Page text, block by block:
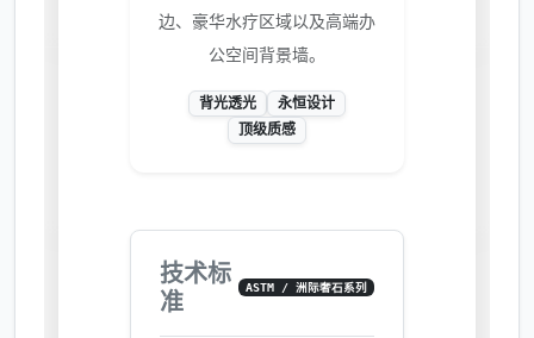
边、豪华水疗区域以及高端办
公空间背景墙。
背光透光
永恒设计
顶级质感
技术标
准
ASTM / 洲际奢石系列